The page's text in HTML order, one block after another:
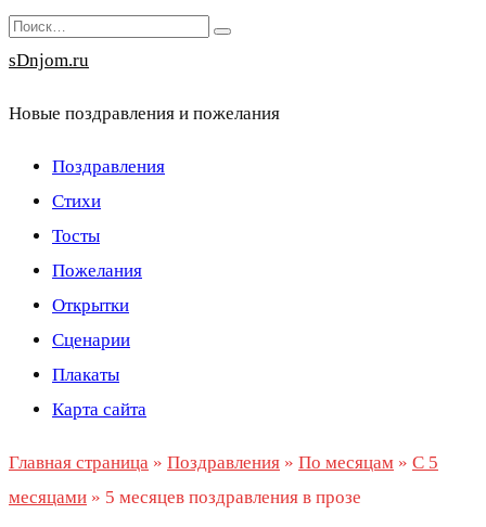
Перейти
к
Search
for:
sDnjom.ru
Новые поздравления и пожелания
Поздравления
Стихи
Тосты
Пожелания
Открытки
Сценарии
Плакаты
Карта сайта
Главная страница » Поздравления » По месяцам » С 5
месяцами » 5 месяцев поздравления в прозе